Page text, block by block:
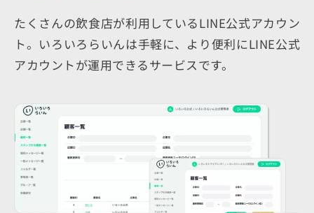
たくさんの飲食店が利用しているLINE公式アカウン
ト。いろいろらいんは手軽に、より便利にLINE公式
アカウントが運用できるサービスです。